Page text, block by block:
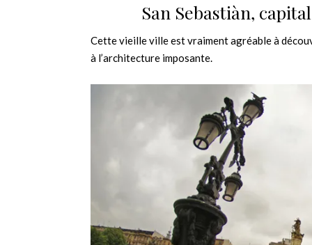
San Sebastiàn,
Cette vieille ville est vraiment agréable à
à l’architecture imposante.